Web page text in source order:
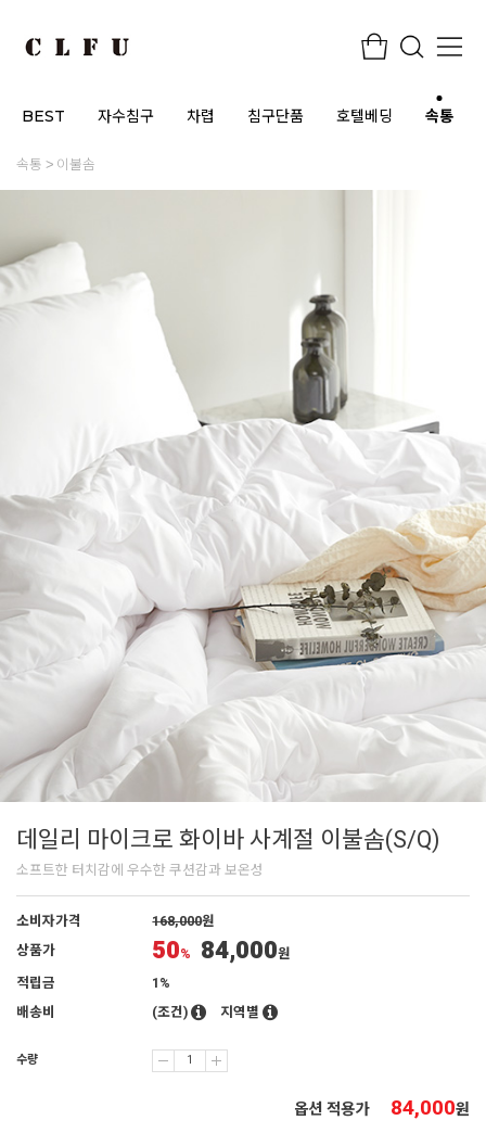
BEST 자수침구 차렵 침구단품 호텔베딩 속통
속통 이불솜
데일리 마이크로 화이바 사계절 이불솜(S/Q)
소프트한 터치감에 우수한 쿠션감과 보온성
소비자가격 168,000원
상품가
50% 84,000원
적립금
1%
배송비
(조건) 지역별
수량
옵션 적용가 84,000원